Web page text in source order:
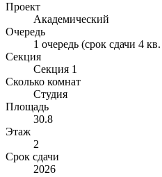
Проект
Академический
Очередь
1 очередь (срок сдачи 4
Секция
Секция 1
Сколько комнат
Студия
Площадь
30.8
Этаж
2
Срок сдачи
2026